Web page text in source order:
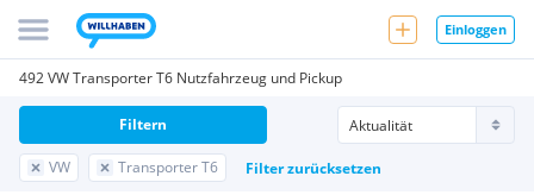
Einloggen
492 VW Transporter T6 Nutzfahrzeug und Pickup
VW Transporter T6 Filter zurücksetzen
Filtern